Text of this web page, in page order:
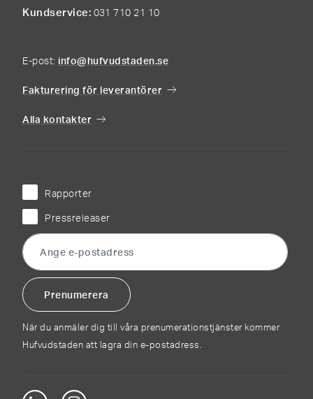
Kundservice 031 710 21 10
E-post: info@hufvudstaden.se
Fakturering för leverantörer
Alla kontakter
Rapporter
Pressreleaser
När du anmäler dig till våra prenumerationstjänster kommer
Hufvudstaden att lagra din e-postadress.